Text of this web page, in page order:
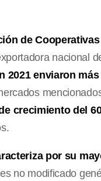
de
nacional
2021 enviaron más
crecimiento del
por su
no modificado